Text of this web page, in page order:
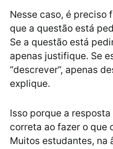
Nesse caso, é preciso
que a questão está
Se a questão está
apenas justifique. Se
“descrever”, apenas
explique.
Isso porque a
correta ao fazer o que
Muitos estudantes, na